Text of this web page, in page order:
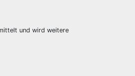
und wird weitere